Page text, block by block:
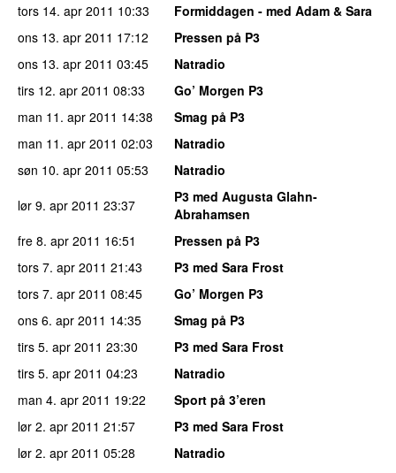
tors 14. apr 2011 10:33
Formiddagen - med Adam & Sara
ons 13. apr 2011 17:12
Pressen på P3
ons 13. apr 2011 03:45
Natradio
tirs 12. apr 2011 08:33
Go’ Morgen P3
man 11. apr 2011 14:38
Smag på P3
man 11. apr 2011 02:03
Natradio
søn 10. apr 2011 05:53
Natradio
lør 9. apr 2011 23:37
P3 med Augusta Glahn-
Abrahamsen
fre 8. apr 2011 16:51
Pressen på P3
tors 7. apr 2011 21:43
P3 med Sara Frost
tors 7. apr 2011 08:45
Go’ Morgen P3
ons 6. apr 2011 14:35
Smag på P3
tirs 5. apr 2011 23:30
P3 med Sara Frost
tirs 5. apr 2011 04:23
Natradio
man 4. apr 2011 19:22
Sport på 3’eren
lør 2. apr 2011 21:57
P3 med Sara Frost
lør 2. apr 2011 05:28
Natradio